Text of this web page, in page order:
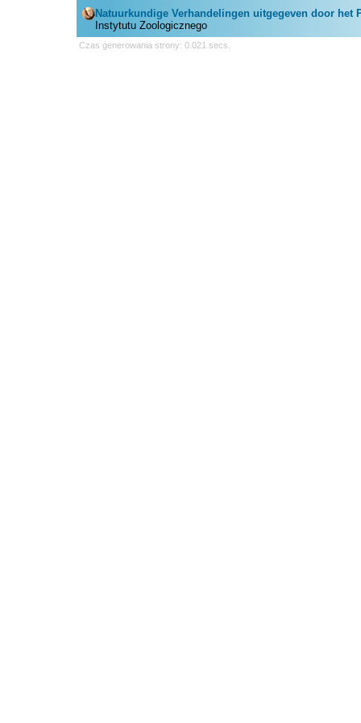
Natuurkundige Verhandelingen uitgegeven door het
Instytutu Zoologicznego
Czas generowania strony: 0.021 secs.